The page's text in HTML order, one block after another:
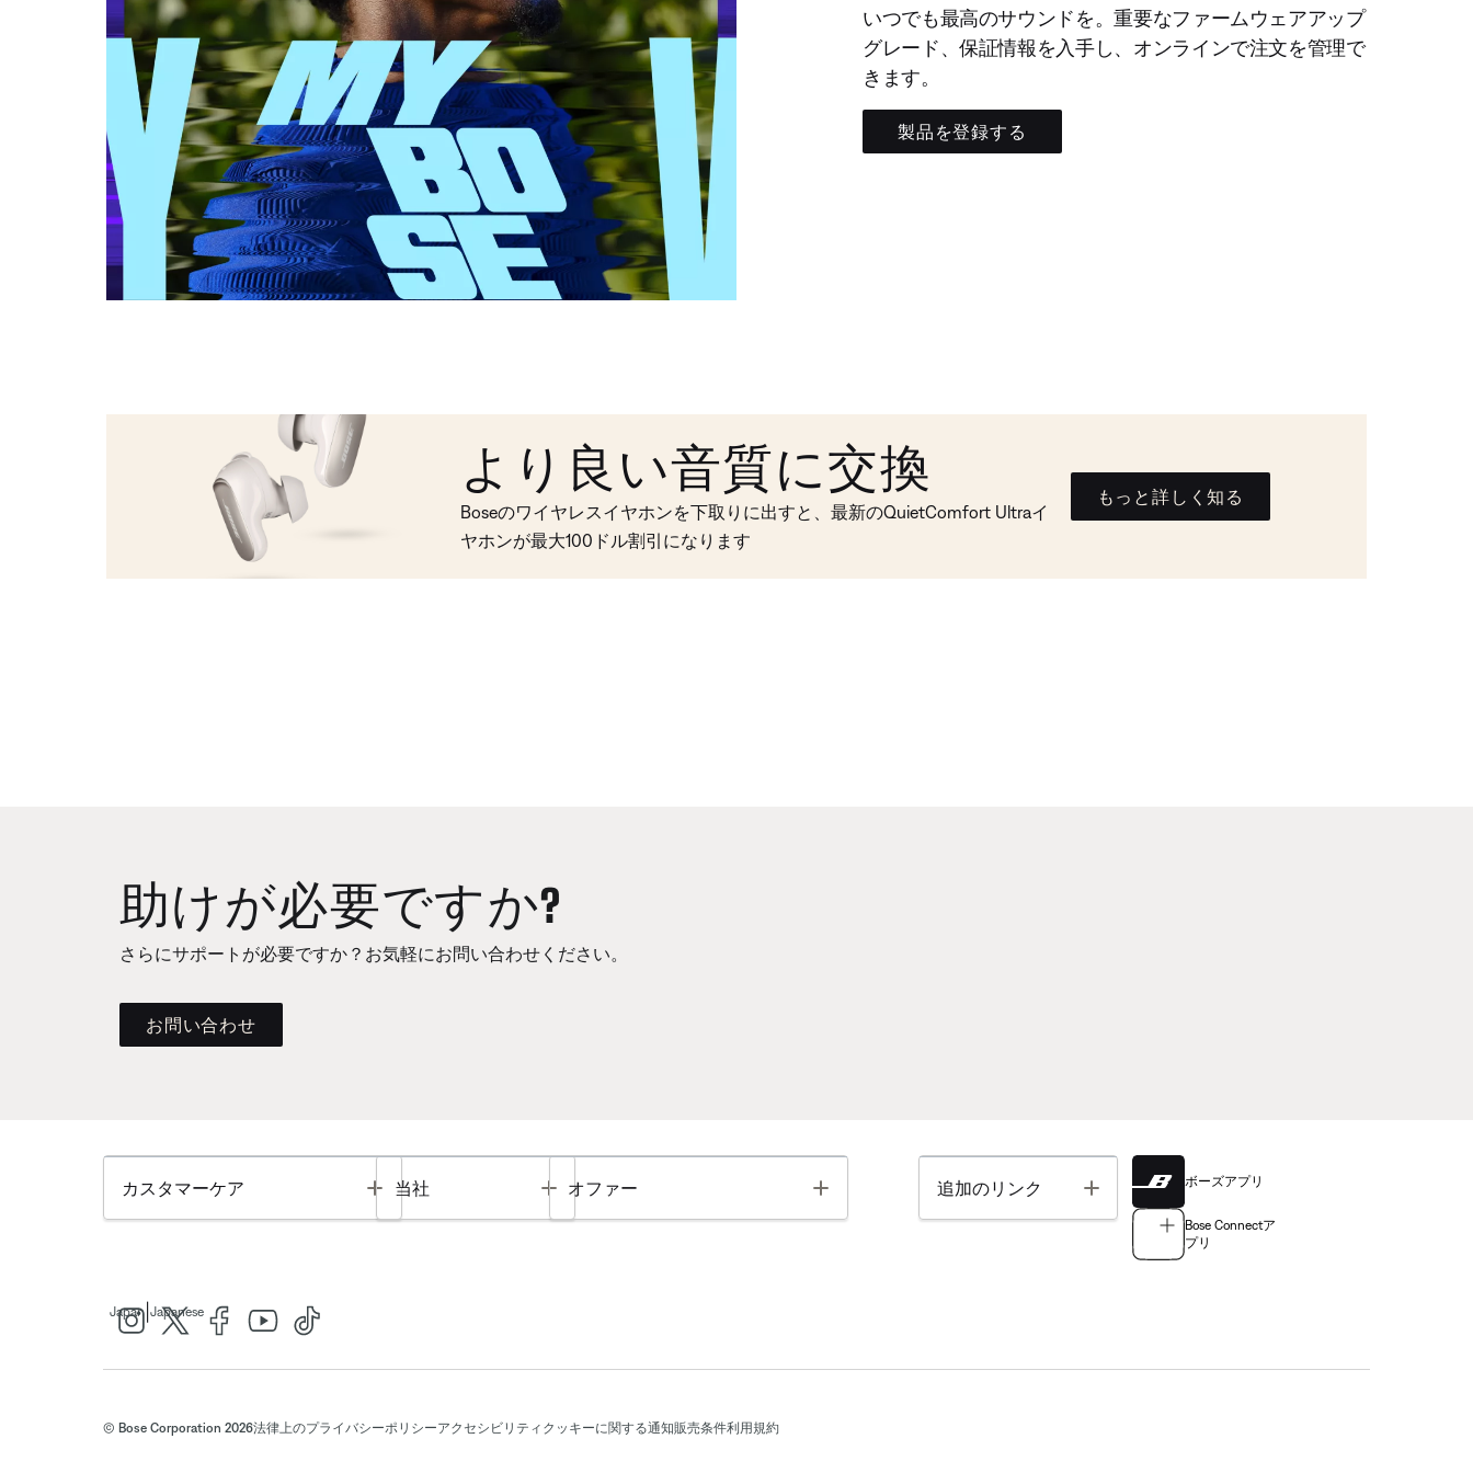
いつでも最高のサウンドを。重要なファームウェアアップ
グレード、保証情報を入手し、オンラインで注文を管理で
きます。
製品を登録する
より良い音質に交換
Boseのワイヤレスイヤホンを下取りに出すと、最新のQuietComfort Ultraイ
ヤホンが最大100ドル割引になります
もっと詳しく知る
助けが必要ですか?
さらにサポートが必要ですか？お気軽にお問い合わせください。
お問い合わせ
カスタマーケア Toggle
当社 Toggle
オファー Toggle 追加のリンク Toggle ボーズアプリ
Bose Connectア
プリ
Japan Japanese
© Bose Corporation 2026法律上のプライバシーポリシーアクセシビリティ クッキーに関する通知販売条件利用規約